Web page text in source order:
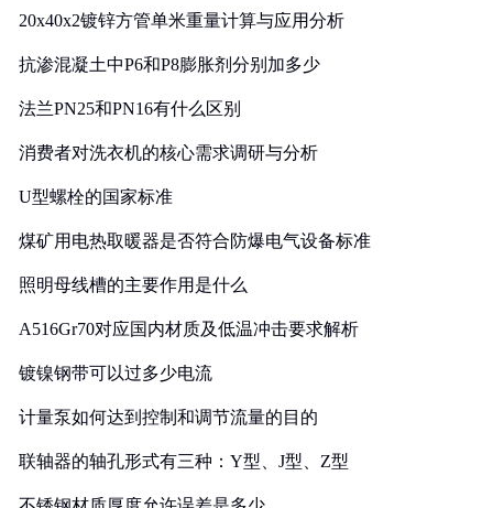
20x40x2镀锌方管单米重量计算与应用分析
抗渗混凝土中P6和P8膨胀剂分别加多少
法兰PN25和PN16有什么区别
消费者对洗衣机的核心需求调研与分析
U型螺栓的国家标准
煤矿用电热取暖器是否符合防爆电气设备标准
照明母线槽的主要作用是什么
A516Gr70对应国内材质及低温冲击要求解析
镀镍钢带可以过多少电流
计量泵如何达到控制和调节流量的目的
联轴器的轴孔形式有三种：Y型、J型、Z型